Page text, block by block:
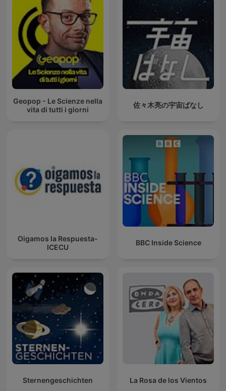
Geopop - Le Scienze nella
vita di tutti i giorni
佐々木亮の宇宙ばなし
Oigamos la Respuesta-
ICECU
BBC Inside Science
Sternengeschichten La Rosa de los Vientos